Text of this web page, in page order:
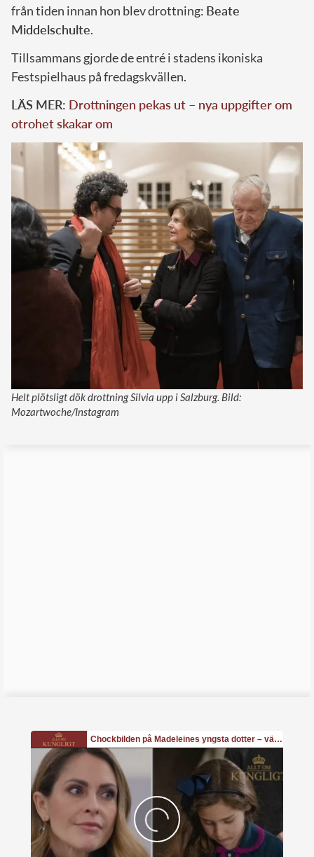
från tiden innan hon blev drottning: Beate
Middelschulte.
Tillsammans gjorde de entré i stadens ikoniska
Festspielhaus på fredagskvällen.
LÄS MER: Drottningen pekas ut – nya uppgifter om
otrohet skakar om
Helt plötsligt dök drottning Silvia upp i Salzburg. Bild:
Mozartwoche/Instagram